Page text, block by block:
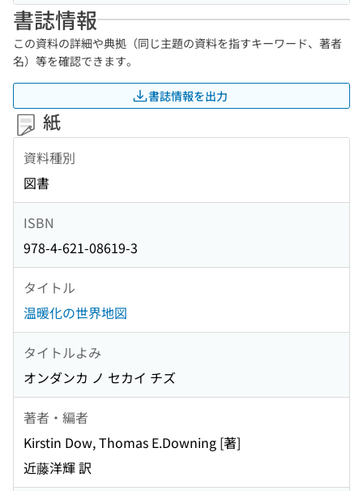
書誌情報
この資料の詳細や典拠（同じ主題の資料を指すキーワード、著者
名）等を確認できます。
書誌情報を出力
紙
資料種別
図書
ISBN
978-4-621-08619-3
タイトル
温暖化の世界地図
タイトルよみ
オンダンカ ノ セカイ チズ
著者・編者
Kirstin Dow, Thomas E.Downing [著]
近藤洋輝 訳